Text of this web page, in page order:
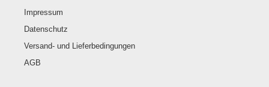
Impressum
Datenschutz
Versand- und Lieferbedingungen
AGB